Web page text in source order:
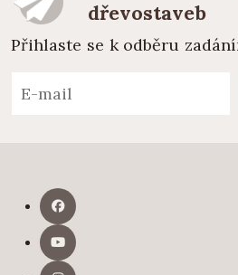
dřevostaveb
Přihlaste se k odběru